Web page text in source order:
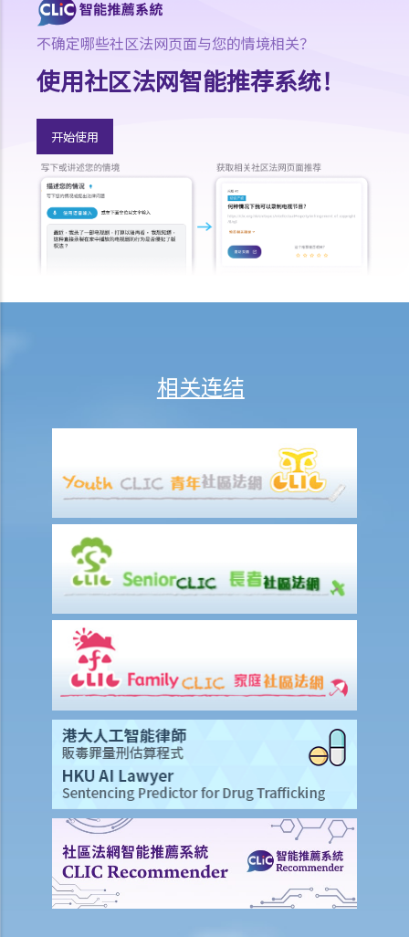
不确定哪些社区法网页面与您的情境相关？
使用社区法网智能推荐系统！
开始使用
相关连结